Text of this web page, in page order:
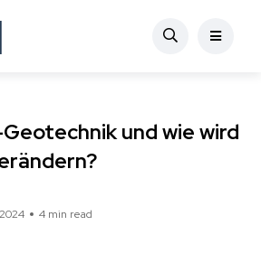
und wie wird
4 min read